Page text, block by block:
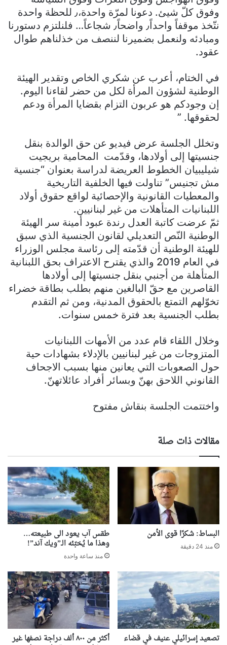
وفوق كلّ شيئ. دعونا لمرّة واحدة،٫ للحظة واحدة
نتّخذ موقفاً واحداً٫ واضحاً٫ شجاعاً… فلنلتزم دستورنا
ومبادئه ولنعمل بضميرنا لننصف من خذلناهم طوال
عقود.
في الختام، أعرب عن شكري الخاص وتقدير الهيئة
الوطنية لشؤون المرأة لكل من حضر لقاءنا اليوم.
إن وجودكم هو عربون التزام بقضايا المرأة ودعم
لحقوقها. ”
وتخلل الجلسة عرض فيديو عن حق الوالدة بنقل
جنسيتها إلى أولادها، وقدّمت المحامية بريجيت
شيليبيان الخطوط العريضة لدراسة بعنوان “جنسية
مش تجنيس” تناولت فيها الخلفية التاريخية
والمعطيات القانونية والإحصائية لواقع حقوق أولاد
اللبنانيات المتأهلات من غير لبنانيين.
ثمّ عرضت كاتبة العدل رندة عبود أمينة سر الهيئة
الوطنية النّص التعديلي لقانون الجنسية الذي سبق
للهيئة الوطنية أن قدّمته إلى رئاسة مجلس الوزراء
في العام 2019 والذي يقترح الاعتراف بحق اللبنانية
المتأهلة من أجنبي بنقل جنسيتها إلى أولادها
القاصرين مع حقّ البالغين منهم بطلب بطاقة خضراء
تخوّلهم التمتع بالحقوق المدنية، ومن ثم التقدم
بطلب الجنسية بعد فترة خمس سنوات.
وخلال اللقاء قام عدد من الأمهات اللبنانيات
المتزوجات من غير لبنانيين بالإدلاء بشهادات حية
حول الصعوبات التي يعانين منها بسبب الاجحاف
القانوني اللاحق بهنّ وبسائر أفراد عائلاتهنّ.
واختتمت الجلسة بنقاش مفتوح
مقالات ذات صلة
البساط: شكرًا قوى الأمن
منذ 24 دقيقة
طقس آب يعود الى طبيعته…
وهذا ما يُخبّئه الـ”ويك آند”!
منذ ساعة واحدة
تصعيد إسرائيلي عنيف في قضاء أكثر من ٨٠٠ ألف دراجة نصفها غير